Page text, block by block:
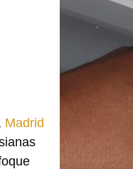
Madrid